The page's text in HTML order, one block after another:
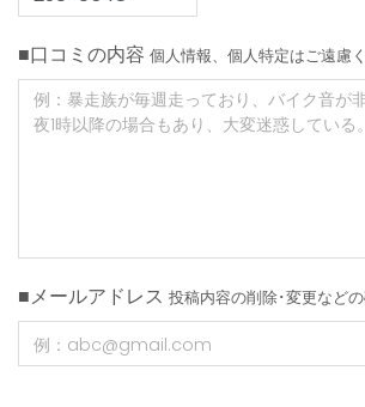
■口コミの内容 個人情報、個人特定はご遠慮
■メールアドレス 投稿内容の削除･変更など